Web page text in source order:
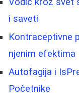
i saveti
Kontraceptivne
njenim efektima
Autofagija i
Početnike